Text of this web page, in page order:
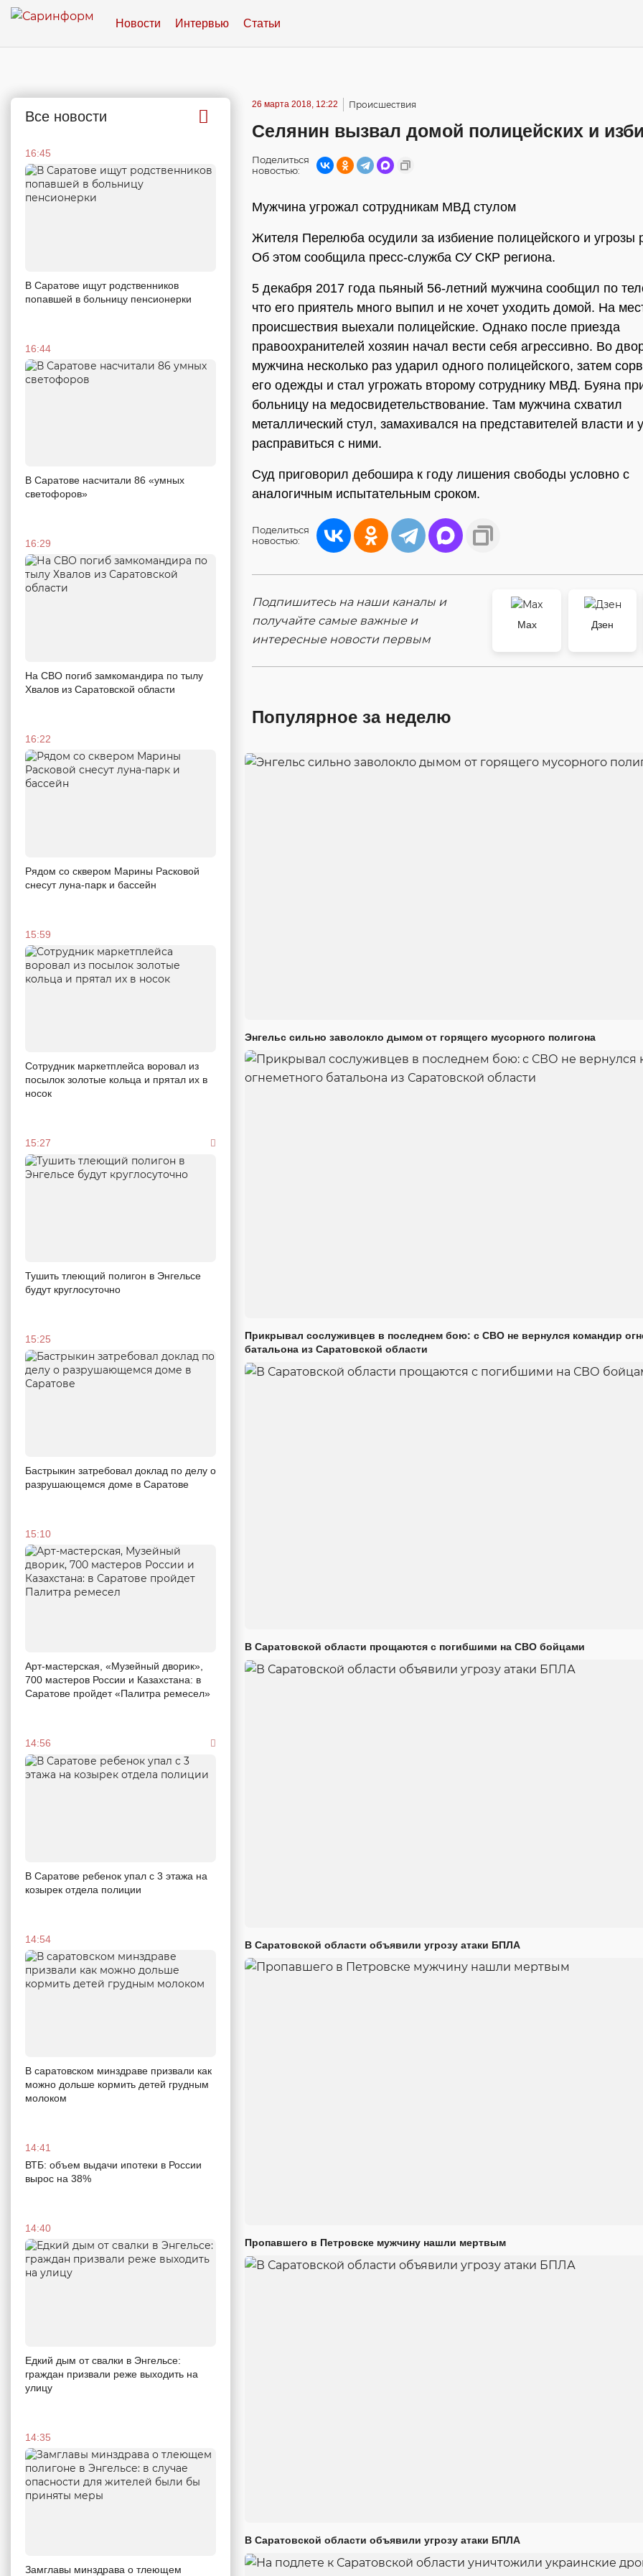
Новости Интервью Статьи
Все новости
16:45
В Саратове ищут родственников
попавшей в больницу пенсионерки
16:44
В Саратове насчитали 86 «умных
светофоров»
16:29
На СВО погиб замкомандира по тылу
Хвалов из Саратовской области
16:22
Рядом со сквером Марины Расковой
снесут луна-парк и бассейн
15:59
Сотрудник маркетплейса воровал из
посылок золотые кольца и прятал их в
носок
15:27
Тушить тлеющий полигон в Энгельсе
будут круглосуточно
15:25
Бастрыкин затребовал доклад по делу о
разрушающемся доме в Саратове
15:10
Арт-мастерская, «Музейный дворик»,
700 мастеров России и Казахстана: в
Саратове пройдет «Палитра ремесел»
14:56
В Саратове ребенок упал с 3 этажа на
козырек отдела полиции
14:54
В саратовском минздраве призвали как
можно дольше кормить детей грудным
молоком
14:41
ВТБ: объем выдачи ипотеки в России
вырос на 38%
14:40
Едкий дым от свалки в Энгельсе:
граждан призвали реже выходить на
улицу
14:35
Замглавы минздрава о тлеющем
26 марта 2018, 12:22 Происшествия
Селянин вызвал домой полицейских и
Поделиться
новостью:
Мужчина угрожал сотрудникам МВД стулом
Жителя Перелюба осудили за избиение полицейского и угрозы
Об этом сообщила пресс-служба СУ СКР региона.
5 декабря 2017 года пьяный 56-летний мужчина сообщил по
что его приятель много выпил и не хочет уходить домой. На
происшествия выехали полицейские. Однако после приезда
правоохранителей хозяин начал вести себя агрессивно. Во
мужчина несколько раз ударил одного полицейского, затем
его одежды и стал угрожать второму сотруднику МВД. Буяна
больницу на медосвидетельствование. Там мужчина схватил
металлический стул, замахивался на представителей власти и
расправиться с ними.
Суд приговорил дебошира к году лишения свободы условно с
аналогичным испытательным сроком.
Поделиться
новостью:
Подпишитесь на наши каналы и
получайте самые важные и
интересные новости первым
Max
Дзен
Популярное за неделю
Энгельс сильно заволокло дымом от горящего мусорного полигона
Прикрывал сослуживцев в последнем бою: с СВО не вернулся командир
батальона из Саратовской области
В Саратовской области прощаются с погибшими на СВО бойцами
В Саратовской области объявили угрозу атаки БПЛА
Пропавшего в Петровске мужчину нашли мертвым
В Саратовской области объявили угрозу атаки БПЛА